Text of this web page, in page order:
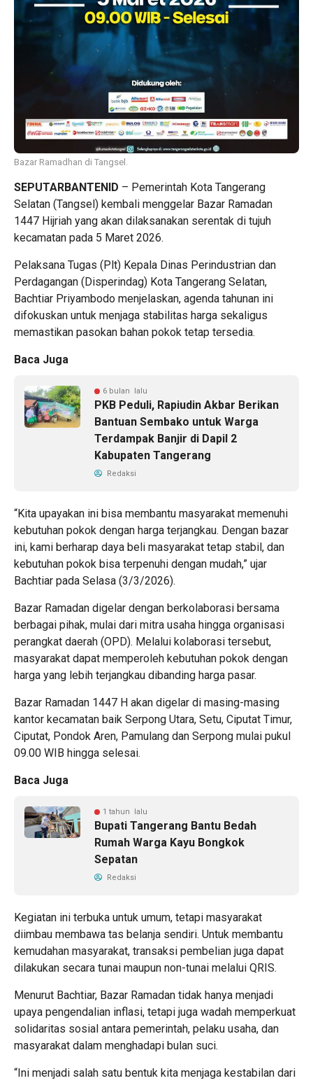
Bazar Ramadhan di Tangsel.
SEPUTARBANTENID – Pemerintah Kota Tangerang
Selatan (Tangsel) kembali menggelar Bazar Ramadan
1447 Hijriah yang akan dilaksanakan serentak di tujuh
kecamatan pada 5 Maret 2026.
Pelaksana Tugas (Plt) Kepala Dinas Perindustrian dan
Perdagangan (Disperindag) Kota Tangerang Selatan,
Bachtiar Priyambodo menjelaskan, agenda tahunan ini
difokuskan untuk menjaga stabilitas harga sekaligus
memastikan pasokan bahan pokok tetap tersedia.
Baca Juga
6 bulan lalu
PKB Peduli, Rapiudin Akbar Berikan
Bantuan Sembako untuk Warga
Terdampak Banjir di Dapil 2
Kabupaten Tangerang
Redaksi
“Kita upayakan ini bisa membantu masyarakat memenuhi
kebutuhan pokok dengan harga terjangkau. Dengan bazar
ini, kami berharap daya beli masyarakat tetap stabil, dan
kebutuhan pokok bisa terpenuhi dengan mudah,” ujar
Bachtiar pada Selasa (3/3/2026).
Bazar Ramadan digelar dengan berkolaborasi bersama
berbagai pihak, mulai dari mitra usaha hingga organisasi
perangkat daerah (OPD). Melalui kolaborasi tersebut,
masyarakat dapat memperoleh kebutuhan pokok dengan
harga yang lebih terjangkau dibanding harga pasar.
Bazar Ramadan 1447 H akan digelar di masing-masing
kantor kecamatan baik Serpong Utara, Setu, Ciputat Timur,
Ciputat, Pondok Aren, Pamulang dan Serpong mulai pukul
09.00 WIB hingga selesai.
Baca Juga
1 tahun lalu
Bupati Tangerang Bantu Bedah
Rumah Warga Kayu Bongkok
Sepatan
Redaksi
Kegiatan ini terbuka untuk umum, tetapi masyarakat
diimbau membawa tas belanja sendiri. Untuk membantu
kemudahan masyarakat, transaksi pembelian juga dapat
dilakukan secara tunai maupun non-tunai melalui QRIS.
Menurut Bachtiar, Bazar Ramadan tidak hanya menjadi
upaya pengendalian inflasi, tetapi juga wadah memperkuat
solidaritas sosial antara pemerintah, pelaku usaha, dan
masyarakat dalam menghadapi bulan suci.
“Ini menjadi salah satu bentuk kita menjaga kestabilan dari